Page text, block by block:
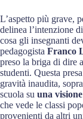
L’aspetto più grave,
delinea l’intenzione
cosa gli insegnanti
pedagogista Franco
preso la briga di dire
studenti. Questa
gravità inaudita,
scuola su una
che vede le classi
provenienti da altri